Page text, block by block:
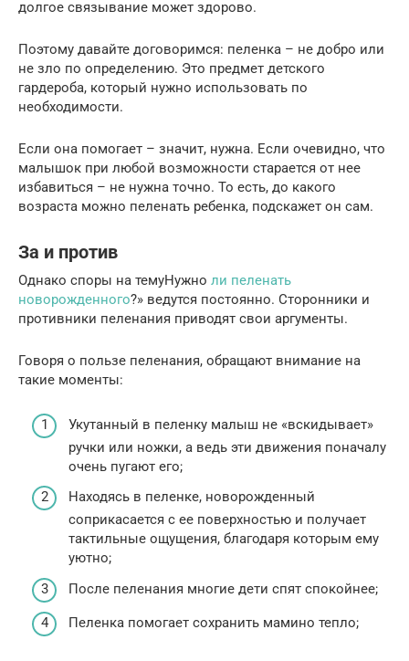
долгое связывание может здорово.
Поэтому давайте договоримся: пеленка – не добро или
не зло по определению. Это предмет детского
гардероба, который нужно использовать по
необходимости.
Если она помогает – значит, нужна. Если очевидно, что
малышок при любой возможности старается от нее
избавиться – не нужна точно. То есть, до какого
возраста можно пеленать ребенка, подскажет он сам.
За и против
Однако споры на темуНужно ли пеленать
новорожденного?» ведутся постоянно. Сторонники и
противники пеленания приводят свои аргументы.
Говоря о пользе пеленания, обращают внимание на
такие моменты:
Укутанный в пеленку малыш не «вскидывает»
ручки или ножки, а ведь эти движения поначалу
очень пугают его;
Находясь в пеленке, новорожденный
соприкасается с ее поверхностью и получает
тактильные ощущения, благодаря которым ему
уютно;
После пеленания многие дети спят спокойнее;
Пеленка помогает сохранить мамино тепло;